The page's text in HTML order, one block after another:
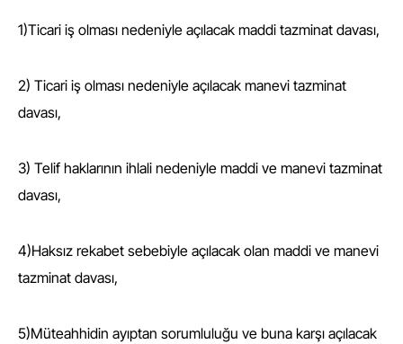
1)Ticari iş olması nedeniyle açılacak maddi tazminat davası,
2) Ticari iş olması nedeniyle açılacak manevi tazminat
davası,
3) Telif haklarının ihlali nedeniyle maddi ve manevi tazminat
davası,
4)Haksız rekabet sebebiyle açılacak olan maddi ve manevi
tazminat davası,
5)Müteahhidin ayıptan sorumluluğu ve buna karşı açılacak